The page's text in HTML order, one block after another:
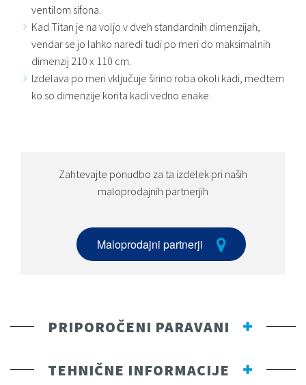
ventilom sifona.
Kad Titan je na voljo v dveh standardnih dimenzijah,
vendar se jo lahko naredi tudi po meri do maksimalnih
dimenzij 210 x 110 cm.
Izdelava po meri vključuje širino roba okoli kadi, medtem
ko so dimenzije korita kadi vedno enake.
Zahtevajte ponudbo za ta izdelek pri naših
maloprodajnih partnerjih
Maloprodajni partnerji
PRIPOROČENI PARAVANI
TEHNIČNE INFORMACIJE